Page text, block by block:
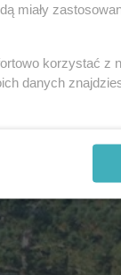
takich
jego
skorzystać
miały
korzystać z
danych